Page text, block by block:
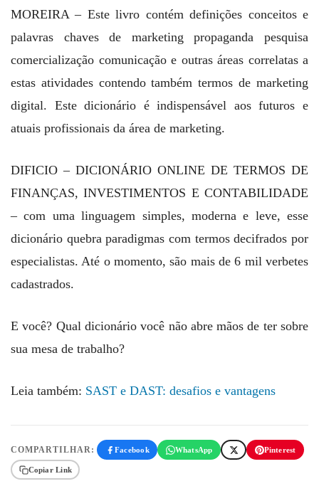
MOREIRA – Este livro contém definições conceitos e
palavras chaves de marketing propaganda pesquisa
comercialização comunicação e outras áreas correlatas a
estas atividades contendo também termos de marketing
digital. Este dicionário é indispensável aos futuros e
atuais profissionais da área de marketing.
DIFICIO – DICIONÁRIO ONLINE DE TERMOS DE
FINANÇAS, INVESTIMENTOS E CONTABILIDADE
– com uma linguagem simples, moderna e leve, esse
dicionário quebra paradigmas com termos decifrados por
especialistas. Até o momento, são mais de 6 mil verbetes
cadastrados.
E você? Qual dicionário você não abre mãos de ter sobre
sua mesa de trabalho?
Leia também: SAST e DAST: desafios e vantagens
COMPARTILHAR: Facebook WhatsApp Pinterest
Copiar Link